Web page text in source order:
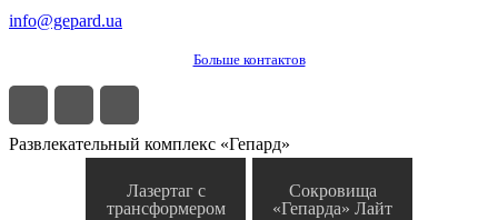
info@gepard.ua
Больше контактов
Развлекательный комплекс «Гепард»
Лазертаг с
трансформером
Сокровища
«Гепарда» Лайт